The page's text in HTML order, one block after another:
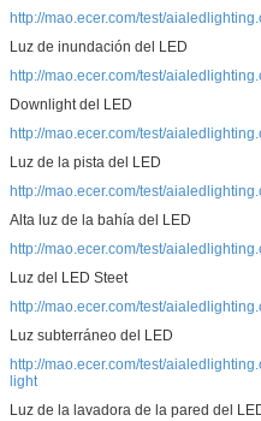
¡Te
http://mao.ecer.com/test/
Luz de inundación del LED
http://mao.ecer.com/test/
Downlight del LED
http://mao.ecer.com/test/
Luz de la pista del LED
http://mao.ecer.com/test/
Alta luz de la bahía del LED
http://mao.ecer.com/test/
Luz del LED Steet
http://mao.ecer.com/test/
Luz subterráneo del LED
http://mao.ecer.com/test/
light
Luz de la lavadora de la pared del